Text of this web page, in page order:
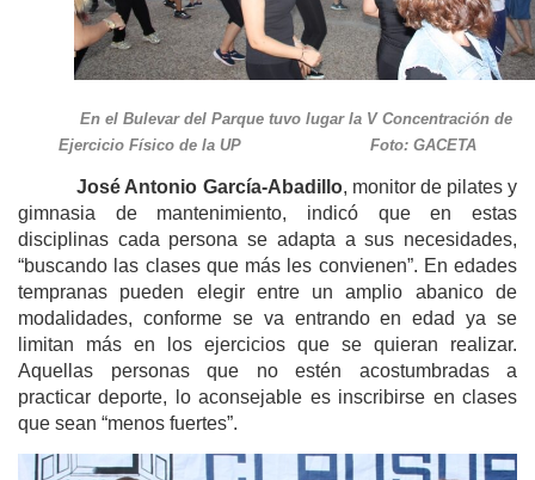
En el Bulevar del Parque tuvo lugar la V Concentración de
Ejercicio Físico de la UP Foto: GACETA
José Antonio García-Abadillo, monitor de pilates y
gimnasia de mantenimiento, indicó que en estas
disciplinas cada persona se adapta a sus necesidades,
“buscando las clases que más les convienen”. En edades
tempranas pueden elegir entre un amplio abanico de
modalidades, conforme se va entrando en edad ya se
limitan más en los ejercicios que se quieran realizar.
Aquellas personas que no estén acostumbradas a
practicar deporte, lo aconsejable es inscribirse en clases
que sean “menos fuertes”.